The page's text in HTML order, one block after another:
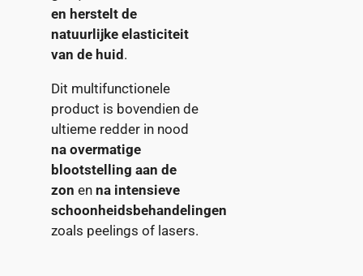
en herstelt de
natuurlijke elasticiteit
van de huid .
Dit multifunctionele
product is bovendien de
ultieme redder in nood
na overmatige
blootstelling aan de
zon en na intensieve
schoonheidsbehandelingen
zoals peelings of lasers.